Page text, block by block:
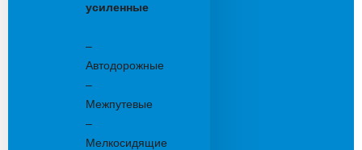
усиленные
–
Автодорожные
–
Межпутевые
–
Мелкосидящие